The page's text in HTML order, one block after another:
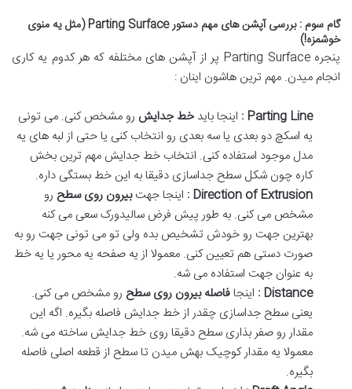
گام سوم : بررسی آپشن های مهم دستورParting Surface ( مثل یه منوی
خوشمزه!)
پنجره Parting Surface
پر از آپشن های مختلفه که هر کدوم یه کاری
انجام میدن. مهم ترین هاشون اینان :
Parting Line
: اینجا بایدخط جدایش رو مشخص کنی. می تونی
یه اسکچ دو بعدی یا سه بعدی رو انتخاب کنی یا حتی از لبه های یه
مدل موجود استفاده کنی. انتخاب خط جدایش مهم ترین بخش
کاره چون شکل سطح جداسازی دقیقا به این خط بستگی داره.
Direction of Extrusion
: اینجا جهتبیرون روی سطح رو
مشخص می کنی. به طور پیش فرض سالیدورک سعی می کنه
بهترین جهت رو خودش تشخیص بده ولی تو می تونی جهت رو به
صورت دستی هم تعیین کنی. معمولا از یه صفحه یه محور یا یه خط
به عنوان جهت استفاده می شه.
Distance
: اینجافاصله بیرون روی سطح رو مشخص می کنی.
یعنی سطح جداسازی چقدر از خط جدایش فاصله بگیره. اگه این
مقدار رو صفر بذاری سطح دقیقا روی خط جدایش ساخته می شه.
معمولا یه مقدار کوچیک بهش میدن تا سطح از قطعه اصلی فاصله
بگیره.